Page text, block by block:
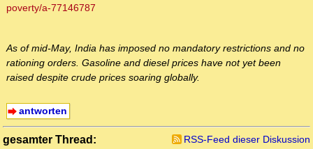
poverty/a-77146787
As of mid-May, India has imposed no mandatory restrictions and no
rationing orders. Gasoline and diesel prices have not yet been
raised despite crude prices soaring globally.
antworten
gesamter Thread:
RSS-Feed dieser Diskussion